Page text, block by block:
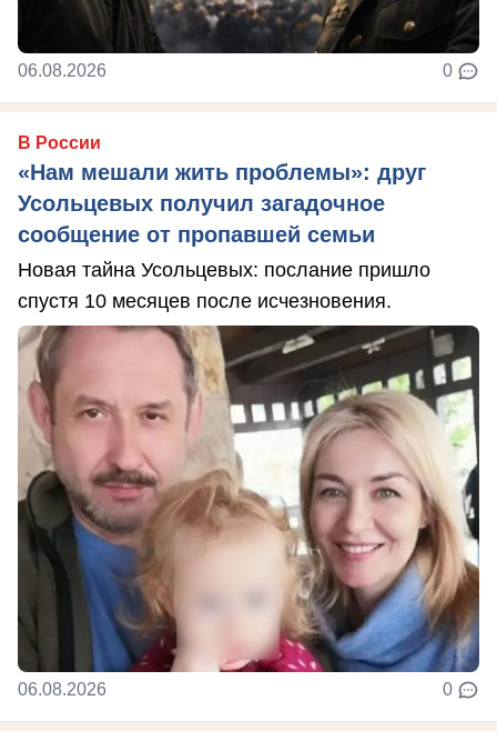
06.08.2026 0
В России
«Нам мешали жить проблемы»: друг
Усольцевых получил загадочное
сообщение от пропавшей семьи
Новая тайна Усольцевых: послание пришло
спустя 10 месяцев после исчезновения.
06.08.2026 0